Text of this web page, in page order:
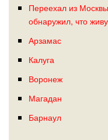
Переехал из
обнаружил, что
Арзамас
Калуга
Воронеж
Магадан
Барнаул